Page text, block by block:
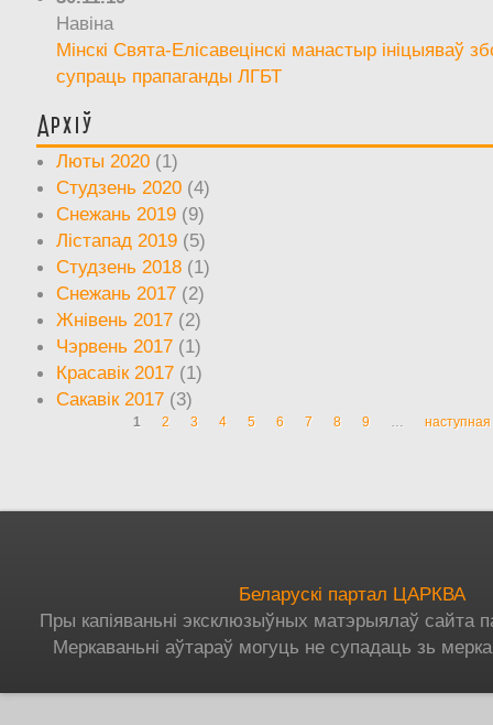
Навіна
Мінскі Свята-Елісавецінскі манастыр ініцыяваў
супраць прапаганды ЛГБТ
Архіў
Люты 2020 (1)
Студзень 2020 (4)
Снежань 2019 (9)
Лістапад 2019 (5)
Студзень 2018 (1)
Снежань 2017 (2)
Жнівень 2017 (2)
Чэрвень 2017 (1)
Красавік 2017 (1)
Сакавік 2017 (3)
Старонкі
1 2 3 4 5 6 7 8 9 … наступная
Беларускі партал ЦАРКВА
Пры капіяваньні эксклюзыўных матэрыялаў сайта
Меркаваньні аўтараў могуць не супадаць зь